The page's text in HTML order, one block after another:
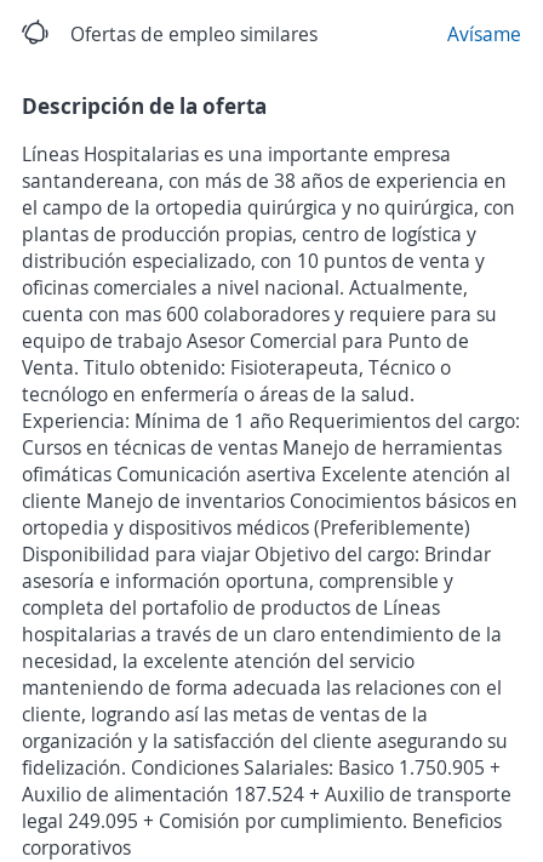
Ofertas de empleo similares Avísame
Descripción de la oferta
Líneas Hospitalarias es una importante empresa
santandereana, con más de 38 años de experiencia en
el campo de la ortopedia quirúrgica y no quirúrgica, con
plantas de producción propias, centro de logística y
distribución especializado, con 10 puntos de venta y
oficinas comerciales a nivel nacional. Actualmente,
cuenta con mas 600 colaboradores y requiere para su
equipo de trabajo Asesor Comercial para Punto de
Venta. Titulo obtenido: Fisioterapeuta, Técnico o
tecnólogo en enfermería o áreas de la salud.
Experiencia: Mínima de 1 año Requerimientos del cargo:
Cursos en técnicas de ventas Manejo de herramientas
ofimáticas Comunicación asertiva Excelente atención al
cliente Manejo de inventarios Conocimientos básicos en
ortopedia y dispositivos médicos (Preferiblemente)
Disponibilidad para viajar Objetivo del cargo: Brindar
asesoría e información oportuna, comprensible y
completa del portafolio de productos de Líneas
hospitalarias a través de un claro entendimiento de la
necesidad, la excelente atención del servicio
manteniendo de forma adecuada las relaciones con el
cliente, logrando así las metas de ventas de la
organización y la satisfacción del cliente asegurando su
fidelización. Condiciones Salariales: Basico 1.750.905 +
Auxilio de alimentación 187.524 + Auxilio de transporte
legal 249.095 + Comisión por cumplimiento. Beneficios
corporativos